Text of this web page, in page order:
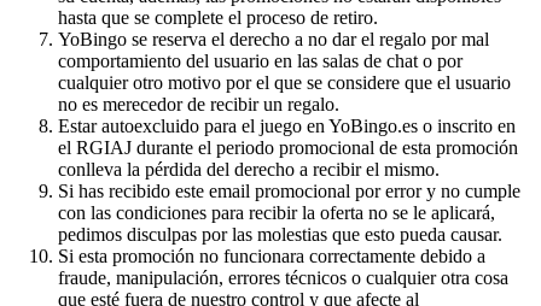
hasta que se complete el proceso de retiro.
YoBingo se reserva el derecho a no dar el regalo por mal
comportamiento del usuario en las salas de chat o por
cualquier otro motivo por el que se considere que el usuario
no es merecedor de recibir un regalo.
Estar autoexcluido para el juego en YoBingo.es o inscrito en
el RGIAJ durante el periodo promocional de esta promoción
conlleva la pérdida del derecho a recibir el mismo.
Si has recibido este email promocional por error y no cumple
con las condiciones para recibir la oferta no se le aplicará,
pedimos disculpas por las molestias que esto pueda causar.
Si esta promoción no funcionara correctamente debido a
fraude, manipulación, errores técnicos o cualquier otra cosa
que esté fuera de nuestro control y que afecte al